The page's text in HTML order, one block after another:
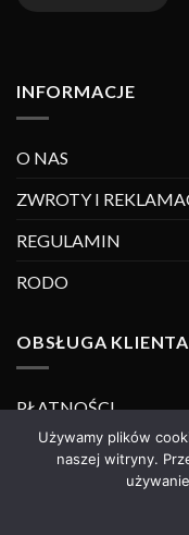
INFORMACJE
O NAS
ZWROTY I
REGULAMIN
RODO
OBSŁUGA KLIENTA
PŁATNOŚCI
DOSTAWA
Używamy plików
naszej witryny.